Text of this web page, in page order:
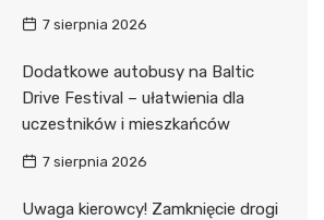
7 sierpnia 2026
Dodatkowe autobusy na Baltic
Drive Festival – ułatwienia dla
uczestników i mieszkańców
7 sierpnia 2026
Uwaga kierowcy! Zamknięcie drogi